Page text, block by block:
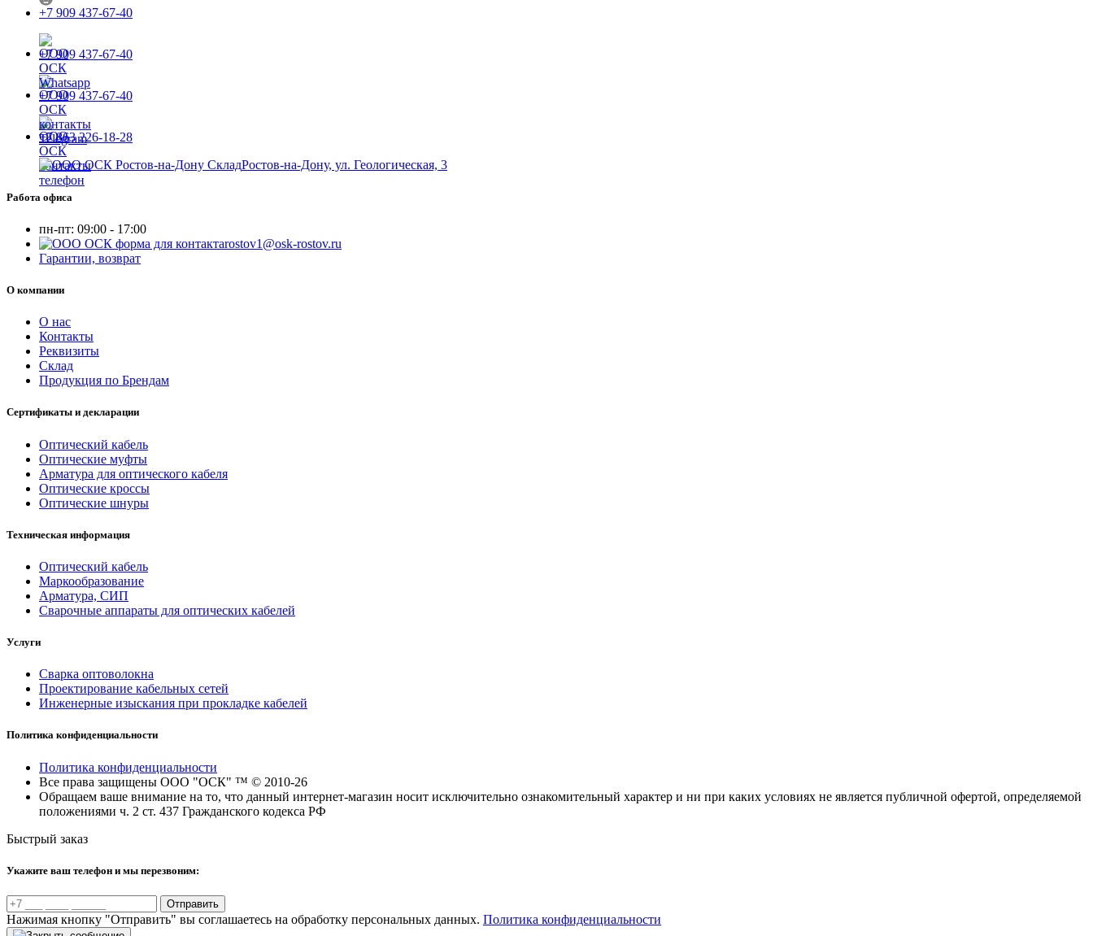
+7 909 437-67-40
+7 909 437-67-40
+7 909 437-67-40
+7 863 226-18-28
Ростов-на-Дону, ул. Геологическая, 3
Работа офиса
пн-пт: 09:00 - 17:00
rostov1@osk-rostov.ru
Гарантии, возврат
О компании
О нас
Контакты
Реквизиты
Склад
Продукция по Брендам
Сертификаты и декларации
Оптический кабель
Оптические муфты
Арматура для оптического кабеля
Оптические кроссы
Оптические шнуры
Техническая информация
Оптический кабель
Маркообразование
Арматура, СИП
Сварочные аппараты для оптических кабелей
Услуги
Сварка оптоволокна
Проектирование кабельных сетей
Инженерные изыскания при прокладке кабелей
Политика конфиденциальности
Политика конфиденциальности
Все права защищены ООО "ОСК" ™ © 2010-26
Обращаем ваше внимание на то, что данный интернет-магазин носит исключительно ознакомительный характер и ни при каких условиях не является публичной офертой, определяемой
положениями ч. 2 ст. 437 Гражданского кодекса РФ
Быстрый заказ
Укажите ваш телефон и мы перезвоним:
Отправить
Нажимая кнопку "Отправить" вы соглашаетесь на обработку персональных данных. Политика конфиденциальности